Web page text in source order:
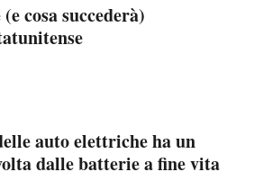
cosa succederà)
auto elettriche ha un
dalle batterie a fine vita